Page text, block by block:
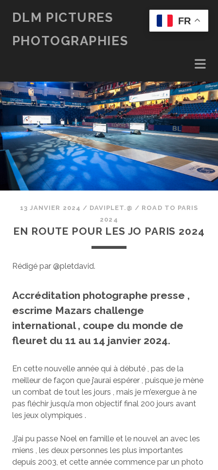
DLM PICTURES
PHOTOGRAPHIES
13 JANVIER 2024 / DAVIPLET.@ / ROAD TO PARIS
2024
EN ROUTE POUR LES JO PARIS 2024
Rédigé par @pletdavid.
Accréditation photographe presse ,
escrime Mazars challenge
international , coupe du monde de
fleuret du 11 au 14 janvier 2024.
En cette nouvelle année qui à débuté , pas de la
meilleur de façon que j’aurai espérer , puisque je mène
un combat de tout les jours , mais je m’exergue à ne
pas fléchir jusqu’a mon objectif final 200 jours avant
les jeux olympiques .
Jj’ai pu passe Noel en famille et le nouvel an avec les
miens , les deux personnes les plus importantes
depuis 2003, et cette année commence par un photo
FR